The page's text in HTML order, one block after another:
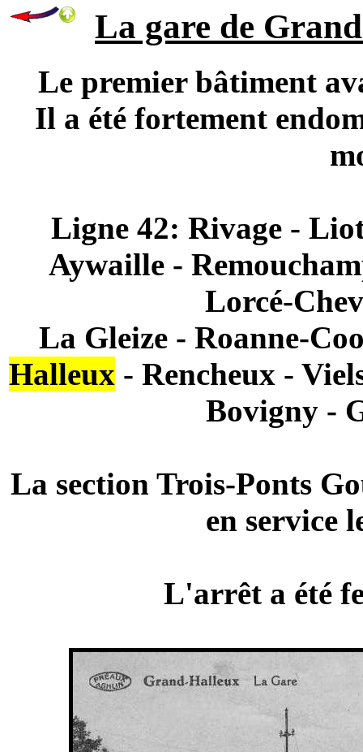
La gare de
Le premier bâtiment
Il a été fortement
Ligne 42: Rivage -
Aywaille -
Lorcé-
La Gleize - Roanne-
Halleux - Rencheux -
Bovigny -
La section Trois-Ponts
en service
L'arrêt a été